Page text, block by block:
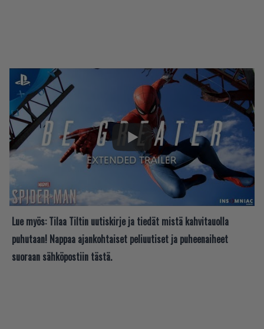
Lue myös: Tilaa Tiltin uutiskirje ja tiedät mistä kahvitauolla
puhutaan! Nappaa ajankohtaiset peliuutiset ja puheenaiheet
suoraan sähköpostiin tästä.